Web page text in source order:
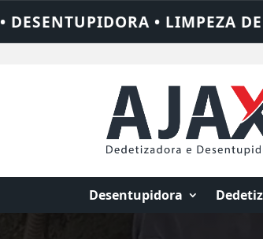
• 24 HORAS • CHAME QUEM
Desentupidora